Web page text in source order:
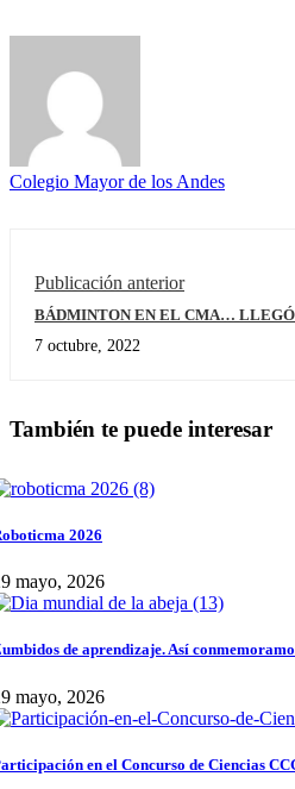
Colegio Mayor de los Andes
Publicación anterior
BÁDMINTON EN EL CMA… LLEGÓ
7 octubre, 2022
También te puede interesar
2026
mayo, 2026
de aprendizaje. Así
mayo, 2026
en el Concurso de Ciencias